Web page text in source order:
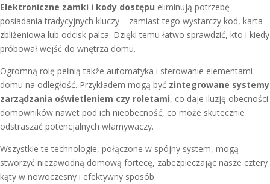
Elektroniczne zamki i kody dostępu eliminują potrzebę
posiadania tradycyjnych kluczy – zamiast tego wystarczy kod, karta
zbliżeniowa lub odcisk palca. Dzięki temu łatwo sprawdzić, kto i kiedy
próbował wejść do wnętrza domu.
Ogromną rolę pełnią także automatyka i sterowanie elementami
domu na odległość. Przykładem mogą być zintegrowane systemy
zarządzania oświetleniem czy roletami, co daje iluzję obecności
domowników nawet pod ich nieobecność, co może skutecznie
odstraszać potencjalnych włamywaczy.
Wszystkie te technologie, połączone w spójny system, mogą
stworzyć niezawodną domową fortecę, zabezpieczając nasze cztery
kąty w nowoczesny i efektywny sposób.